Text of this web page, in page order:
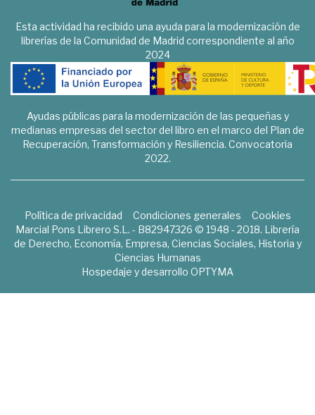
Esta actividad ha recibido una ayuda para la modernización de
librerías de la Comunidad de Madrid correspondiente al año
2024
Ayudas públicas para la modernización de las pequeñas y
medianas empresas del sector del libro en el marco del Plan de
Recuperación, Transformación y Resiliencia. Convocatoria
2022.
Política de privacidad Condiciones generales
Cookies
Marcial Pons Librero S.L. - B82947326 © 1948 - 2018. Librería
de Derecho, Economía, Empresa, Ciencias Sociales, Historia y
Ciencias Humanas
Hospedaje y desarrollo OPTYMA